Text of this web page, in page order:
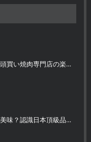
🐄 初めての方へ。一頭買い焼肉専門店の楽しみ方
🥩 為什麼仙台牛如此美味？認識日本頂級品牌和牛